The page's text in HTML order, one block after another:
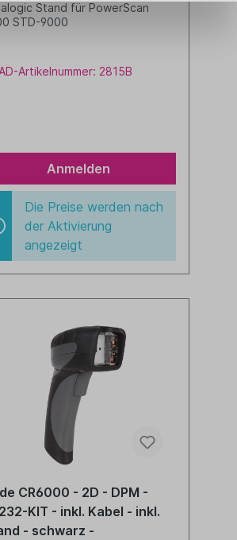
Stand für PowerScan
STD-9000
Artikelnummer: 2815B
Anmelden
Die Preise werden nach
der Aktivierung
angezeigt
CR6000 - 2D - DPM -
KIT - inkl. Kabel - inkl.
- schwarz -